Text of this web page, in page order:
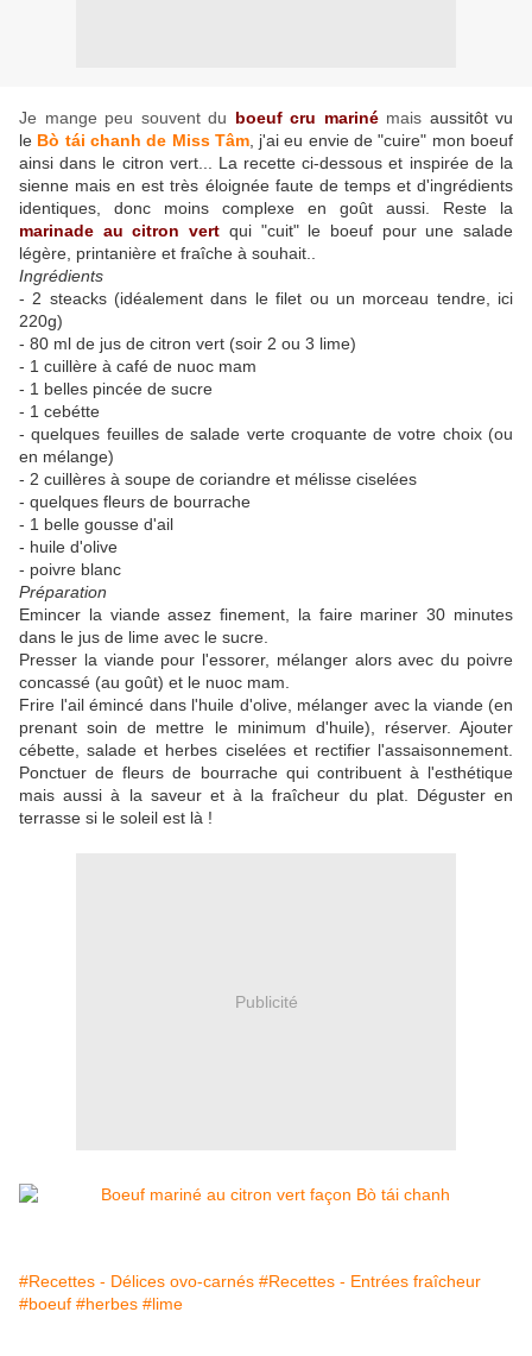
Je mange peu souvent du boeuf cru mariné mais aussitôt vu
le Bò tái chanh de Miss Tâm, j'ai eu envie de "cuire" mon boeuf
ainsi dans le citron vert... La recette ci-dessous et inspirée de la
sienne mais en est très éloignée faute de temps et d'ingrédients
identiques, donc moins complexe en goût aussi. Reste la
marinade au citron vert qui "cuit" le boeuf pour une salade
légère, printanière et fraîche à souhait..
Ingrédients
- 2 steacks (idéalement dans le filet ou un morceau tendre, ici
220g)
- 80 ml de jus de citron vert (soir 2 ou 3 lime)
- 1 cuillère à café de nuoc mam
- 1 belles pincée de sucre
- 1 cebétte
- quelques feuilles de salade verte croquante de votre choix (ou
en mélange)
- 2 cuillères à soupe de coriandre et mélisse ciselées
- quelques fleurs de bourrache
- 1 belle gousse d'ail
- huile d'olive
- poivre blanc
Préparation
Emincer la viande assez finement, la faire mariner 30 minutes
dans le jus de lime avec le sucre.
Presser la viande pour l'essorer, mélanger alors avec du poivre
concassé (au goût) et le nuoc mam.
Frire l'ail émincé dans l'huile d'olive, mélanger avec la viande (en
prenant soin de mettre le minimum d'huile), réserver. Ajouter
cébette, salade et herbes ciselées et rectifier l'assaisonnement.
Ponctuer de fleurs de bourrache qui contribuent à l'esthétique
mais aussi à la saveur et à la fraîcheur du plat. Déguster en
terrasse si le soleil est là !
Publicité
#Recettes - Délices ovo-carnés #Recettes - Entrées fraîcheur
#boeuf #herbes #lime